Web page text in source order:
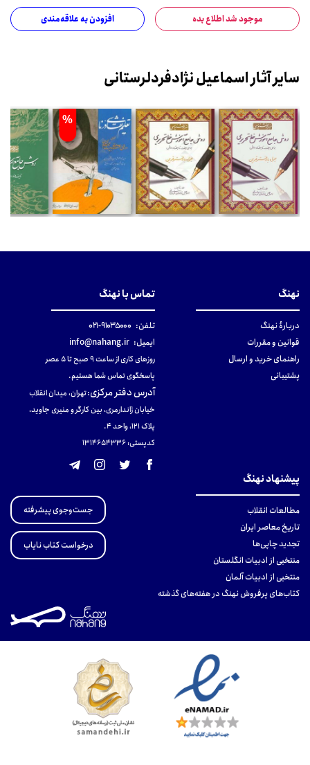
موجود شد اطلاع بده افزودن به علاقه‌مندی
سایر آثار اسماعیل نژادفردلرستانی
%
نهنگ
دربارهٔ نهنگ
قوانین و مقررات
راهنمای خرید و ارسال
پشتیبانی
تماس با نهنگ
تلفن: ۹۱۰۳۵۰۰۰-۰۲۱
ایمیل: info@nahang.ir
روزهای کاری از ساعت ۹ صبح تا ۵ عصر
پاسخگوی تماس شما هستیم.
آدرس دفتر مرکزی:تهران، میدان انقلاب
خیابان ژاندارمری، بین کارگر و منیری جاوید،
پلاک 121، واحد ۴.
کدپستی: 131465433۶
پیشنهاد نهنگ
مطالعات انقلاب
تاریخ معاصر ایران
تجدید چاپی‌ها
منتخبی از ادبیات انگلستان
منتخبی از ادبیات آلمان
کتاب‌های پرفروش نهنگ در هفته‌های گذشته
جست‌وجوی پیشرفته
درخواست کتاب نایاب